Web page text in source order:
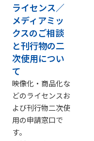
ライセンス／
メディアミッ
クスのご相談
と刊行物の二
次使用につい
て
映像化・商品化な
どのライセンスお
よび刊行物二次使
用の申請窓口で
す。